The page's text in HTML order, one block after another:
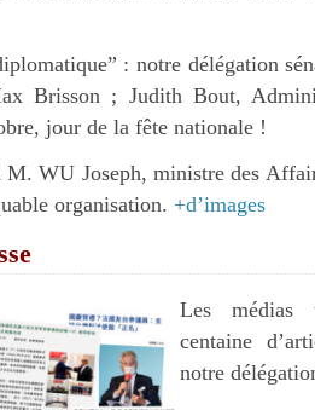
: notre délégation
Brisson ; Judith Bout,
jour de la fête nationale !
WU Joseph, ministre des
organisation. +d’images
Les médias
centaine
notre